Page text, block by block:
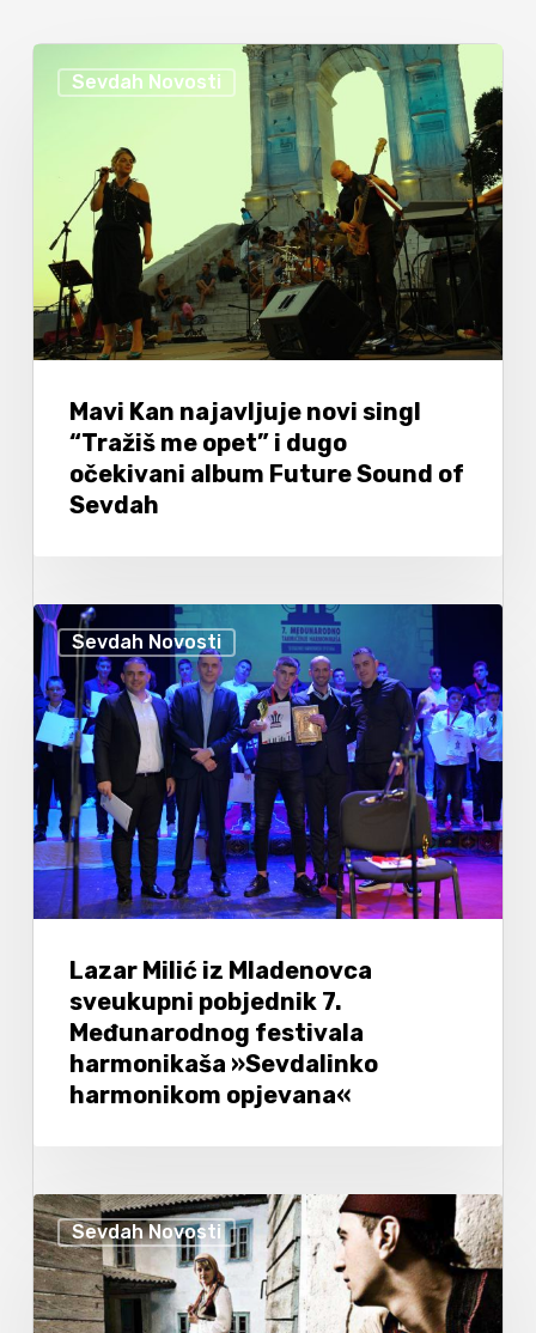
Sevdah Novosti
Mavi Kan najavljuje novi singl
“Tražiš me opet” i dugo
očekivani album Future Sound of
Sevdah
Sevdah Novosti
Lazar Milić iz Mladenovca
sveukupni pobjednik 7.
Međunarodnog festivala
harmonikaša »Sevdalinko
harmonikom opjevana«
Sevdah Novosti